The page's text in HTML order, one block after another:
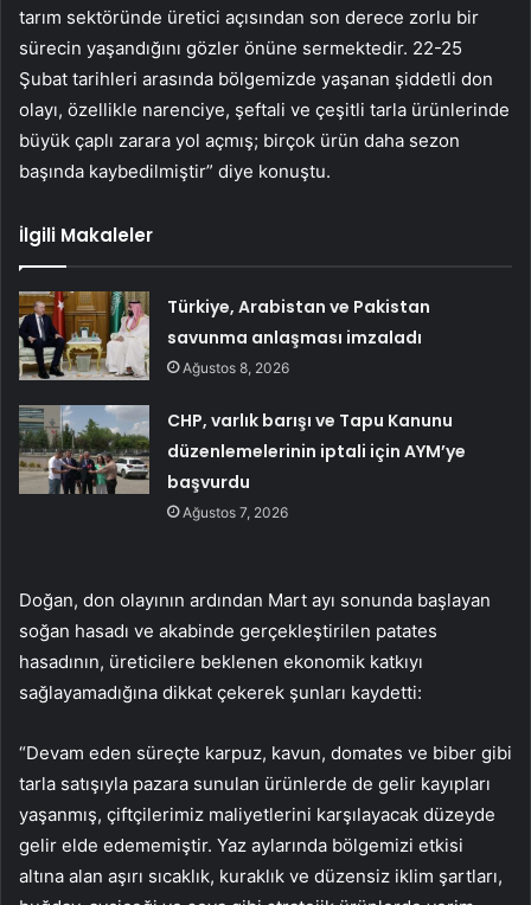
tarım sektöründe üretici açısından son derece zorlu bir
sürecin yaşandığını gözler önüne sermektedir. 22-25
Şubat tarihleri arasında bölgemizde yaşanan şiddetli don
olayı, özellikle narenciye, şeftali ve çeşitli tarla ürünlerinde
büyük çaplı zarara yol açmış; birçok ürün daha sezon
başında kaybedilmiştir” diye konuştu.
İlgili Makaleler
Türkiye, Arabistan ve Pakistan
savunma anlaşması imzaladı
Ağustos 8, 2026
CHP, varlık barışı ve Tapu Kanunu
düzenlemelerinin iptali için AYM’ye
başvurdu
Ağustos 7, 2026
Doğan, don olayının ardından Mart ayı sonunda başlayan
soğan hasadı ve akabinde gerçekleştirilen patates
hasadının, üreticilere beklenen ekonomik katkıyı
sağlayamadığına dikkat çekerek şunları kaydetti:
“Devam eden süreçte karpuz, kavun, domates ve biber gibi
tarla satışıyla pazara sunulan ürünlerde de gelir kayıpları
yaşanmış, çiftçilerimiz maliyetlerini karşılayacak düzeyde
gelir elde edememiştir. Yaz aylarında bölgemizi etkisi
altına alan aşırı sıcaklık, kuraklık ve düzensiz iklim şartları,